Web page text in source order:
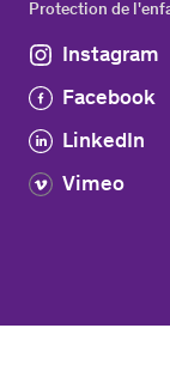
Protection de
Instagram
Facebook
LinkedIn
Vimeo